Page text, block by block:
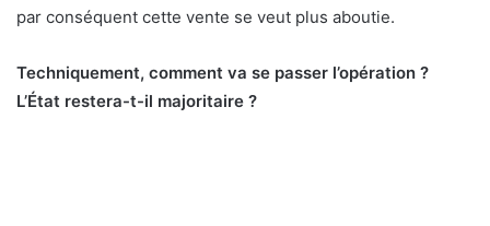
par conséquent cette vente se veut plus aboutie.
Techniquement, comment va se passer l’opération ?
L’État restera-t-il majoritaire ?